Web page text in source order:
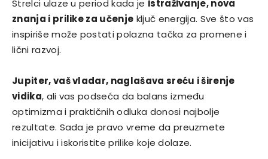
Strelci ulaze u period kada je istraživanje, nova
znanja i prilike za učenje ključ energija. Sve što vas
inspiriše može postati polazna tačka za promene i
lični razvoj.
Jupiter, vaš vladar, naglašava sreću i širenje
vidika, ali vas podseća da balans između
optimizma i praktičnih odluka donosi najbolje
rezultate. Sada je pravo vreme da preuzmete
inicijativu i iskoristite prilike koje dolaze.